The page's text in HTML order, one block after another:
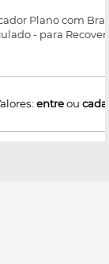
Plano com
- para
entreou